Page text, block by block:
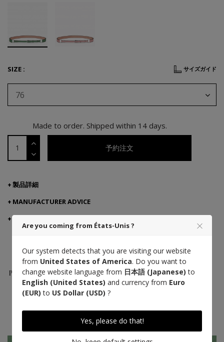
SIZE : サイズガイド
76
Made to order. Shipped within 14 days.
予約注文
製品詳細
MANUFACTURER ADVICE
ご配送・ご返品
Taurillon
Pessoa Leather
Made in France 熟練の職人技
Are you coming from États-Unis ?
Our system detects that you are visiting our website
from United States of America. Do you want to
change website language from 日本語 (Japanese) to
English (United States) and currency from Euro
(EUR) to US Dollar (USD) ?
Yes, please do that!